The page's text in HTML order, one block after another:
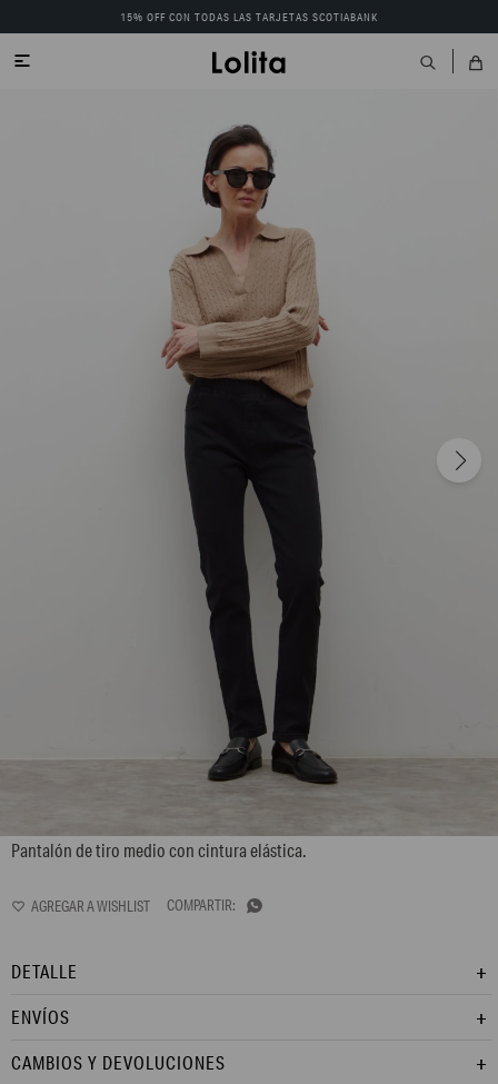
15% OFF CON TODAS LAS TARJETAS SCOTIABANK

Pantalón de tiro medio con cintura elástica.

DETALLE
ENVÍOS
CAMBIOS Y DEVOLUCIONES